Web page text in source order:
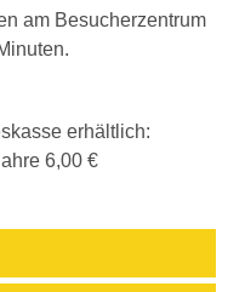
am Besucherzentrum
erhältlich:
6,00 €